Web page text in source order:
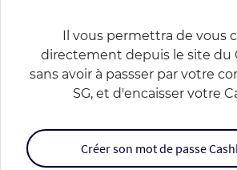
Il vous permettra de vous
directement depuis le site du
sans avoir à passser par votre
SG, et d'encaisser votre
Créer son mot de passe